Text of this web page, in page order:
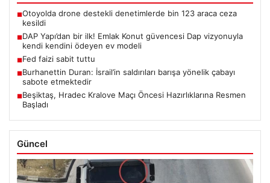
■Otoyolda drone destekli denetimlerde bin 123 araca ceza
kesildi
■DAP Yapı’dan bir ilk! Emlak Konut güvencesi Dap vizyonuyla
kendi kendini ödeyen ev modeli
■Fed faizi sabit tuttu
■Burhanettin Duran: İsrail’in saldırıları barışa yönelik çabayı
sabote etmektedir
■Beşiktaş, Hradec Kralove Maçı Öncesi Hazırlıklarına Resmen
Başladı
Güncel